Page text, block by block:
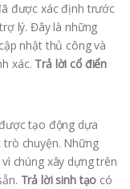
được xác định trước
lý. Đây là những
nhật thủ công và
xác. Trả lời cổ điển
tạo động dựa
trò chuyện. Những
chúng xây dựng trên
Trả lời sinh tạo có